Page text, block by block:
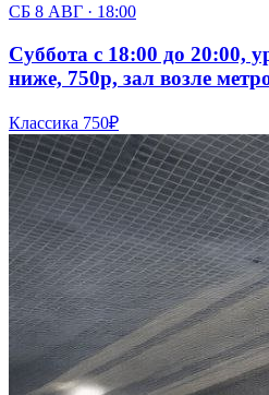
СБ 8 АВГ · 18:00
Суббота с 18:00 до 20:00,
ниже, 750р, зал возле
Классика 750₽